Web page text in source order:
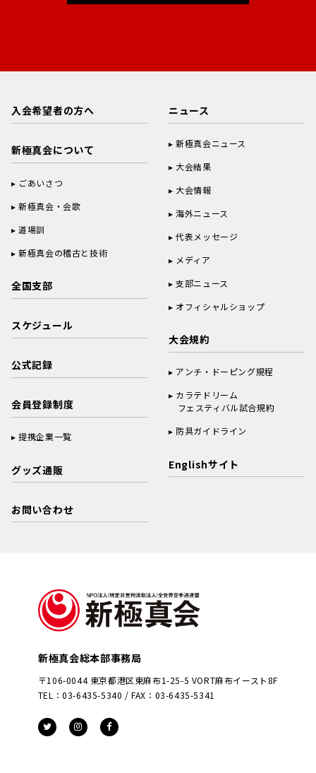
入会希望者の方へ
新極真会について
ごあいさつ
新極真会・会歌
道場訓
新極真会の稽古と技術
全国支部
スケジュール
公式記録
会員登録制度
提携企業一覧
グッズ通販
お問い合わせ
ニュース
新極真会ニュース
大会結果
大会情報
海外ニュース
代表メッセージ
メディア
支部ニュース
オフィシャルショップ
大会規約
アンチ・ドーピング規程
カラテドリーム
フェスティバル試合規約
防具ガイドライン
Englishサイト
新極真会総本部事務局
〒106-0044 東京都港区東麻布1-25-5 VORT麻布イースト8F
TEL：03-6435-5340 / FAX：03-6435-5341